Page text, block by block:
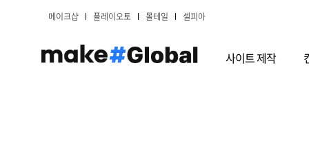
메이크샵 플레이오토 몰테일 셀피아
사이트 제작